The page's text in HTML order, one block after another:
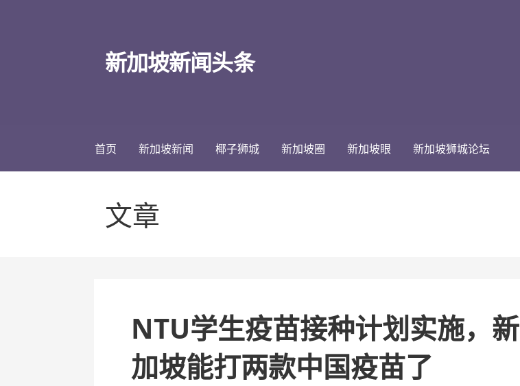
新加坡新闻头条
首页 新加坡新闻 椰子狮城 新加坡圈 新加坡眼 新加坡狮城论坛
文章
NTU学生疫苗接种计划实施，新
加坡能打两款中国疫苗了